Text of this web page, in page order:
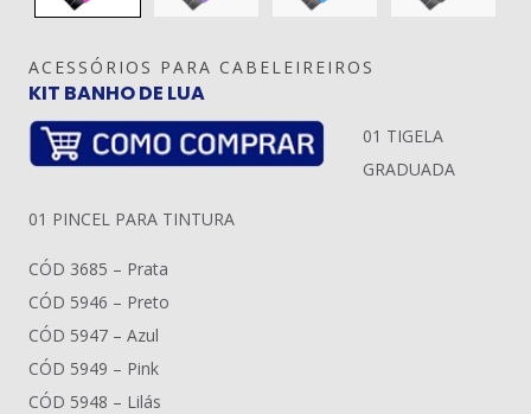
ACESSÓRIOS PARA CABELEIREIROS
KIT BANHO DE LUA
01 TIGELA
GRADUADA
01 PINCEL PARA TINTURA
CÓD 3685 – Prata
CÓD 5946 – Preto
CÓD 5947 – Azul
CÓD 5949 – Pink
CÓD 5948 – Lilás